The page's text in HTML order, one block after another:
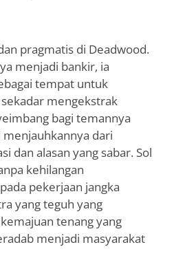
pragmatis di Deadwood.
menjadi bankir, ia
tempat untuk
mengekstrak
bagi temannya
dari
dan alasan yang sabar. Sol
kehilangan
pekerjaan jangka
yang teguh yang
tenang yang
menjadi masyarakat